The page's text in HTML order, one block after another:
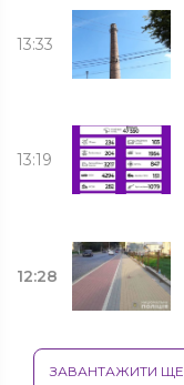
13:33
13:19
12:28
ЗАВАНТАЖИТИ ЩЕ